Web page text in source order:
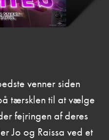
venner siden
tærsklen til at vælge
fejringen af deres
Jo og Raissa ved et